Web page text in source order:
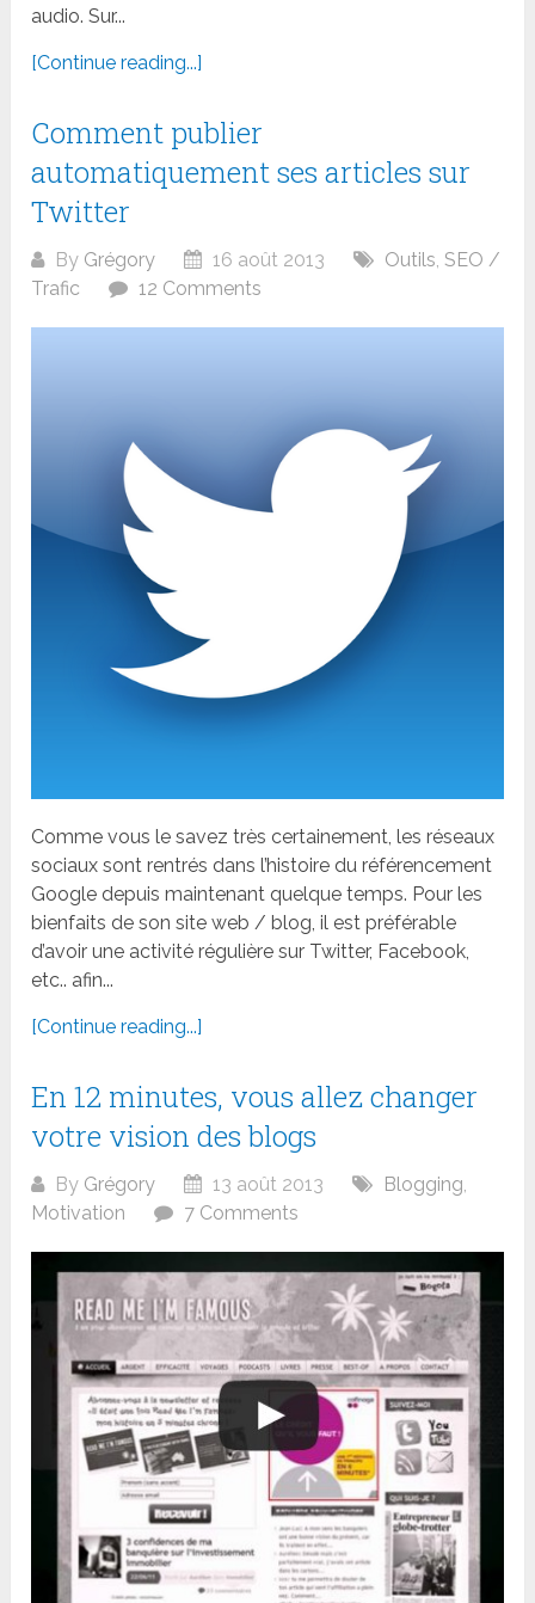
audio. Sur...
[Continue reading...]
Comment publier
automatiquement ses articles sur
Twitter
By Grégory 16 août 2013 Outils ,SEO /
Trafic
12 Comments
Comme vous le savez très certainement, les réseaux
sociaux sont rentrés dans l’histoire du référencement
Google depuis maintenant quelque temps. Pour les
bienfaits de son site web / blog, il est préférable
d’avoir une activité régulière sur Twitter, Facebook,
etc.. afin...
[Continue reading...]
En 12 minutes, vous allez changer
votre vision des blogs
By Grégory 13 août 2013 Blogging,
Motivation
7 Comments